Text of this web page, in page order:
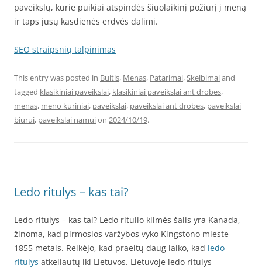
paveikslų, kurie puikiai atspindės šiuolaikinį požiūrį į meną
ir taps jūsų kasdienės erdvės dalimi.
SEO straipsnių talpinimas
This entry was posted in Buitis, Menas, Patarimai,Skelbimaiand
tagged klasikiniai paveikslai, klasikiniai paveikslai ant drobes,
menas, meno kuriniai, paveikslai, paveikslai ant drobes, paveikslai
biurui, paveikslai namuion 2024/10/19.
Ledo ritulys – kas tai?
Ledo ritulys – kas tai? Ledo ritulio kilmės šalis yra Kanada,
žinoma, kad pirmosios varžybos vyko Kingstono mieste
1855 metais. Reikėjo, kad praeitų daug laiko, kad ledo
ritulys atkeliautų iki Lietuvos. Lietuvoje ledo ritulys